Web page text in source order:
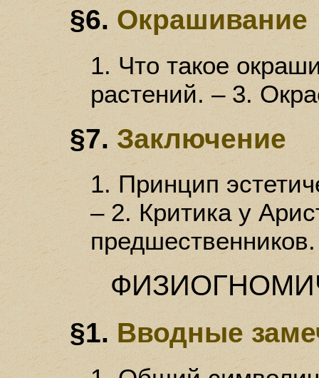
§6. Окрашивание
1. Что такое
растений. – 3.
§7. Заключение
1. Принцип
– 2. Критика у
§1.Вводные